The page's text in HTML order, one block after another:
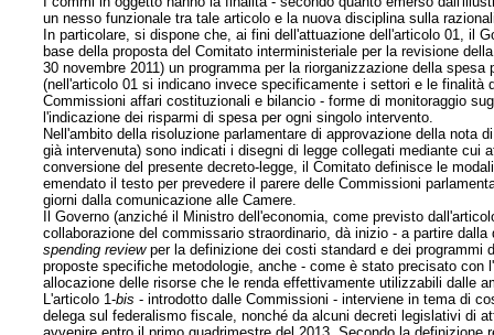
un nesso funzionale tra tale articolo e la nuova disciplina sulla
In particolare, si dispone che, ai fini dell'attuazione dell'articolo 01, il
base della proposta del Comitato interministeriale per la revisione
30 novembre 2011) un programma per la riorganizzazione della
(nell'articolo 01 si indicano invece specificamente i settori e le
Commissioni affari costituzionali e bilancio - forme di monitoraggio
l'indicazione dei risparmi di spesa per ogni singolo intervento.
Nell'ambito della risoluzione parlamentare di approvazione della nota
già intervenuta) sono indicati i disegni di legge collegati mediante cui
conversione del presente decreto-legge, il Comitato definisce le
emendato il testo per prevedere il parere delle Commissioni
giorni dalla comunicazione alle Camere.
Il Governo (anziché il Ministro dell'economia, come previsto
collaborazione del commissario straordinario, dà inizio - a partire
spending reviewper la definizione dei costi standard e dei programmi
proposte specifiche metodologie, anche - come è stato precisato
allocazione delle risorse che le renda effettivamente utilizzabili dalle
L'articolo 1-bis - introdotto dalle Commissioni - interviene in tema di
delega sul federalismo fiscale, nonché da alcuni decreti legislativi di